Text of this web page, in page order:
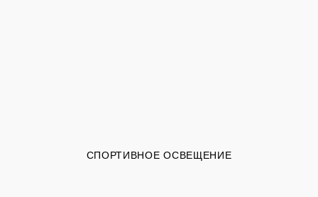
СПОРТИВНОЕ ОСВЕЩЕНИЕ